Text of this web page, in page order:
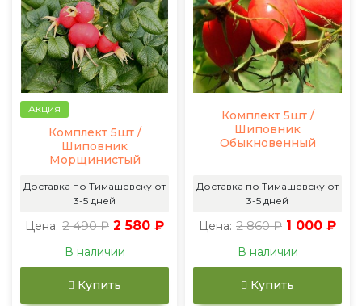
Акция
Комплект 5шт /
Шиповник
Морщинистый
Доставка по Тимашевску от
3-5 дней
Цена: 2 490 ₽ 2 580 ₽
В наличии
Купить
Комплект 5шт /
Шиповник
Обыкновенный
Доставка по Тимашевску от
3-5 дней
Цена: 2 860 ₽ 1 000 ₽
В наличии
Купить